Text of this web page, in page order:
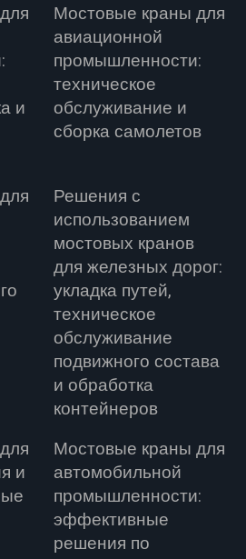
и
Мостовые краны для
авиационной
промышленности:
техническое
обслуживание и
сборка самолетов
Решения с
использованием
мостовых кранов
для железных дорог:
укладка путей,
техническое
обслуживание
подвижного состава
и обработка
контейнеров
и
Мостовые краны для
автомобильной
промышленности:
эффективные
решения по